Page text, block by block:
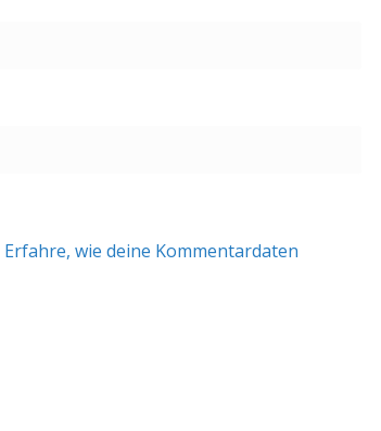
Erfahre, wie deine Kommentardaten